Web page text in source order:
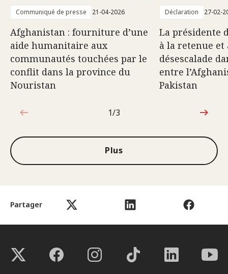
Partager
Communiqué de presse 21-04-2026
Afghanistan : fourniture d’une
aide humanitaire aux
communautés touchées par le
conflit dans la province du
Nouristan
Déclaration 27-02-
La présidente
à la retenue et
désescalade
entre
Pakistan
1sur3
1/3
Plus